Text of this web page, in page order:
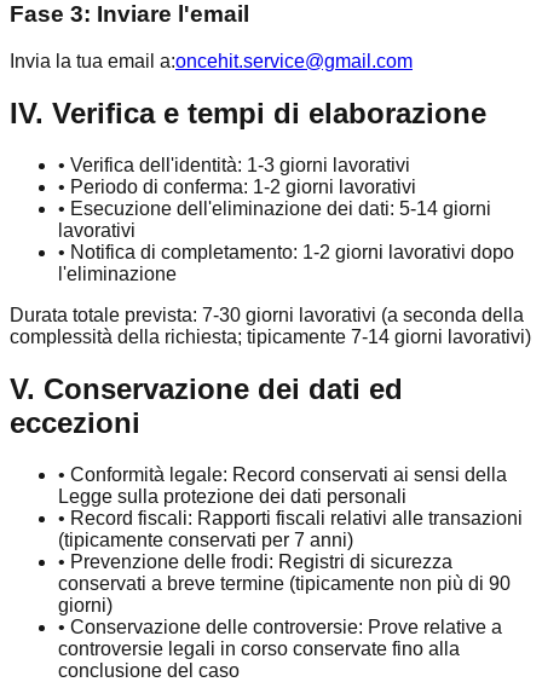
Fase 3: Inviare l'email
Invia la tua email a:oncehit.service@gmail.com
IV. Verifica e tempi di elaborazione
• Verifica dell'identità: 1-3 giorni lavorativi
• Periodo di conferma: 1-2 giorni lavorativi
• Esecuzione dell'eliminazione dei dati: 5-14 giorni
lavorativi
• Notifica di completamento: 1-2 giorni lavorativi dopo
l'eliminazione
Durata totale prevista: 7-30 giorni lavorativi (a seconda della
complessità della richiesta; tipicamente 7-14 giorni lavorativi)
V. Conservazione dei dati ed
eccezioni
• Conformità legale: Record conservati ai sensi della
Legge sulla protezione dei dati personali
• Record fiscali: Rapporti fiscali relativi alle transazioni
(tipicamente conservati per 7 anni)
• Prevenzione delle frodi: Registri di sicurezza
conservati a breve termine (tipicamente non più di 90
giorni)
• Conservazione delle controversie: Prove relative a
controversie legali in corso conservate fino alla
conclusione del caso